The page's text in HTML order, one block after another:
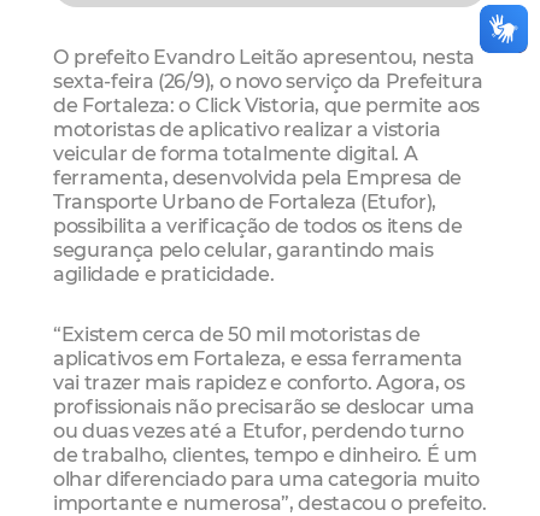
O prefeito Evandro Leitão apresentou, nesta
sexta-feira (26/9), o novo serviço da Prefeitura
de Fortaleza: o Click Vistoria, que permite aos
motoristas de aplicativo realizar a vistoria
veicular de forma totalmente digital. A
ferramenta, desenvolvida pela Empresa de
Transporte Urbano de Fortaleza (Etufor),
possibilita a verificação de todos os itens de
segurança pelo celular, garantindo mais
agilidade e praticidade.
“Existem cerca de 50 mil motoristas de
aplicativos em Fortaleza, e essa ferramenta
vai trazer mais rapidez e conforto. Agora, os
profissionais não precisarão se deslocar uma
ou duas vezes até a Etufor, perdendo turno
de trabalho, clientes, tempo e dinheiro. É um
olhar diferenciado para uma categoria muito
importante e numerosa”, destacou o prefeito.